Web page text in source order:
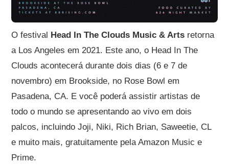
O festival Head In The Clouds Music & Arts retorna
a Los Angeles em 2021. Este ano, o Head In The
Clouds acontecerá durante dois dias (6 e 7 de
novembro) em Brookside, no Rose Bowl em
Pasadena, CA. E você poderá assistir artistas de
todo o mundo se apresentando ao vivo em dois
palcos, incluindo Joji, Niki, Rich Brian, Saweetie, CL
e muito mais, gratuitamente pela Amazon Music e
Prime.